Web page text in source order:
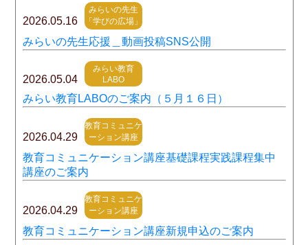
2026.05.16
みらいの先生
「学びの広場」
みらいの先生応援＿動画投稿SNS公開
2026.05.04
みらい教育
LABO
みらい教育LABOのご案内（５月１６日）
2026.04.29
教育コミュニケ
ーション講座
教育コミュニケーション講座基礎課程実践課程集中
講座のご案内
2026.04.29
教育コミュニケ
ーション講座
教育コミュニケーション講座新規申込のご案内